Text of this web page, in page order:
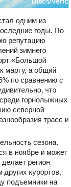
одним из
годы. По
репутацию
зимнего
«Большой
марту, а общий
по сравнению с
что
горнолыжных
северной
трасс и
сезона.
в ноябре и может
регион
курортов,
подъемники на